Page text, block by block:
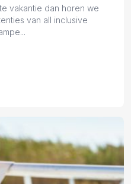
vakantie dan horen we
van all inclusive